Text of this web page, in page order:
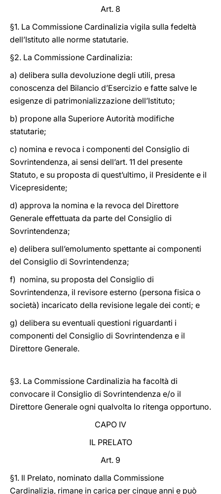
Art. 8
§1. La Commissione Cardinalizia vigila sulla fedeltà
dell’Istituto alle norme statutarie.
§2. La Commissione Cardinalizia:
a) delibera sulla devoluzione degli utili, presa
conoscenza del Bilancio d’Esercizio e fatte salve le
esigenze di patrimonializzazione dell’Istituto;
b) propone alla Superiore Autorità modifiche
statutarie;
c) nomina e revoca i componenti del Consiglio di
Sovrintendenza, ai sensi dell’art. 11 del presente
Statuto, e su proposta di quest’ultimo, il Presidente e il
Vicepresidente;
d) approva la nomina e la revoca del Direttore
Generale effettuata da parte del Consiglio di
Sovrintendenza;
e) delibera sull’emolumento spettante ai componenti
del Consiglio di Sovrintendenza;
f) nomina, su proposta del Consiglio di
Sovrintendenza, il revisore esterno (persona fisica o
società) incaricato della revisione legale dei conti; e
g) delibera su eventuali questioni riguardanti i
componenti del Consiglio di Sovrintendenza e il
Direttore Generale.
§3. La Commissione Cardinalizia ha facoltà di
convocare il Consiglio di Sovrintendenza e/o il
Direttore Generale ogni qualvolta lo ritenga opportuno.
CAPO IV
IL PRELATO
Art. 9
§1. Il Prelato, nominato dalla Commissione
Cardinalizia, rimane in carica per cinque anni e può